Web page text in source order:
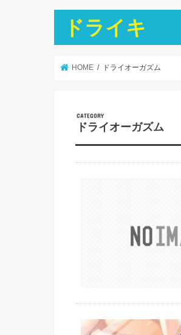
ドライキ
HOME ドライオーガズム
ドライオーガズム